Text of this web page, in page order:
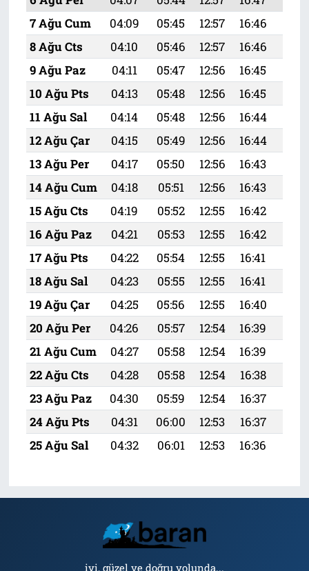
7 Ağu Cum
04:09 05:45 12:57 16:46
8 Ağu Cts
04:10 05:46 12:57 16:46
9 Ağu Paz
04:11 05:47 12:56 16:45
10 Ağu Pts
04:13 05:48 12:56 16:45
11 Ağu Sal
04:14 05:48 12:56 16:44
12 Ağu Çar
04:15 05:49 12:56 16:44
13 Ağu Per
04:17 05:50 12:56 16:43
14 Ağu Cum
04:18 05:51 12:56 16:43
15 Ağu Cts
04:19 05:52 12:55 16:42
16 Ağu Paz
04:21 05:53 12:55 16:42
17 Ağu Pts
04:22 05:54 12:55 16:41
18 Ağu Sal
04:23 05:55 12:55 16:41
19 Ağu Çar
04:25 05:56 12:55 16:40
20 Ağu Per
04:26 05:57 12:54 16:39
21 Ağu Cum
04:27 05:58 12:54 16:39
22 Ağu Cts
04:28 05:58 12:54 16:38
23 Ağu Paz
04:30 05:59 12:54 16:37
24 Ağu Pts
04:31 06:00 12:53 16:37
25 Ağu Sal
04:32 06:01 12:53 16:36
iyi, güzel ve doğru yolunda...